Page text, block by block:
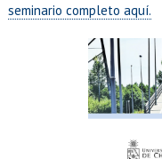
seminario completo aquí.